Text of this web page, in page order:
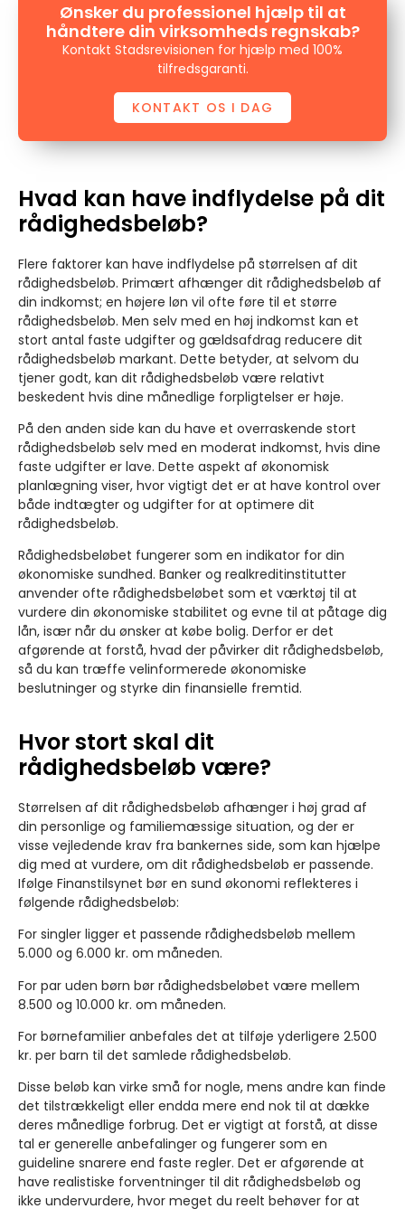
Ønsker du professionel hjælp til at
håndtere din virksomheds regnskab?
Kontakt Stadsrevisionen for hjælp med 100%
tilfredsgaranti.
KONTAKT OS I DAG
Hvad kan have indflydelse på dit
rådighedsbeløb?
Flere faktorer kan have indflydelse på størrelsen af dit
rådighedsbeløb. Primært afhænger dit rådighedsbeløb af
din indkomst; en højere løn vil ofte føre til et større
rådighedsbeløb. Men selv med en høj indkomst kan et
stort antal faste udgifter og gældsafdrag reducere dit
rådighedsbeløb markant. Dette betyder, at selvom du
tjener godt, kan dit rådighedsbeløb være relativt
beskedent hvis dine månedlige forpligtelser er høje.
På den anden side kan du have et overraskende stort
rådighedsbeløb selv med en moderat indkomst, hvis dine
faste udgifter er lave. Dette aspekt af økonomisk
planlægning viser, hvor vigtigt det er at have kontrol over
både indtægter og udgifter for at optimere dit
rådighedsbeløb.
Rådighedsbeløbet fungerer som en indikator for din
økonomiske sundhed. Banker og realkreditinstitutter
anvender ofte rådighedsbeløbet som et værktøj til at
vurdere din økonomiske stabilitet og evne til at påtage dig
lån, især når du ønsker at købe bolig. Derfor er det
afgørende at forstå, hvad der påvirker dit rådighedsbeløb,
så du kan træffe velinformerede økonomiske
beslutninger og styrke din finansielle fremtid.
Hvor stort skal dit
rådighedsbeløb være?
Størrelsen af dit rådighedsbeløb afhænger i høj grad af
din personlige og familiemæssige situation, og der er
visse vejledende krav fra bankernes side, som kan hjælpe
dig med at vurdere, om dit rådighedsbeløb er passende.
Ifølge Finanstilsynet bør en sund økonomi reflekteres i
følgende rådighedsbeløb:
For singler ligger et passende rådighedsbeløb mellem
5.000 og 6.000 kr. om måneden.
For par uden børn bør rådighedsbeløbet være mellem
8.500 og 10.000 kr. om måneden.
For børnefamilier anbefales det at tilføje yderligere 2.500
kr. per barn til det samlede rådighedsbeløb.
Disse beløb kan virke små for nogle, mens andre kan finde
det tilstrækkeligt eller endda mere end nok til at dække
deres månedlige forbrug. Det er vigtigt at forstå, at disse
tal er generelle anbefalinger og fungerer som en
guideline snarere end faste regler. Det er afgørende at
have realistiske forventninger til dit rådighedsbeløb og
ikke undervurdere, hvor meget du reelt behøver for at